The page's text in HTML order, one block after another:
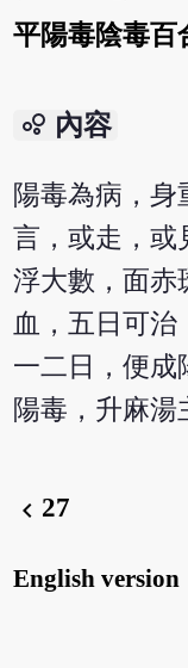
平陽毒陰毒百
bubble_chart 內容
陽毒為病，
言，或走，或
浮大數，面赤
血，五日可
一二日，便成
陽毒，升麻湯
chevron_left 27
English version